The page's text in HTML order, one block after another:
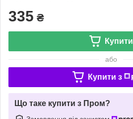
335 ₴
Купити
або
Купити з
Що таке купити з Пром?